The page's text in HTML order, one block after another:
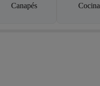
Canapés Cocina